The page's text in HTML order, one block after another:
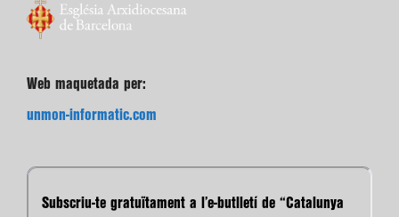
Web maquetada per:
unmon-informatic.com
Subscriu-te gratuïtament a l’e-butlletí de “Catalunya